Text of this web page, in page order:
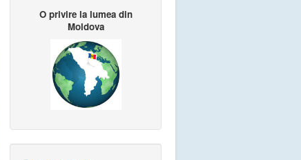
O privire la lumea din
Moldova